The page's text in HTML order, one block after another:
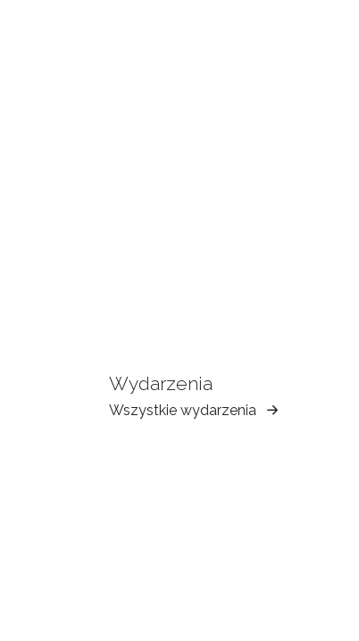
Wydarzenia
Wszystkie wydarzenia
Muzeum